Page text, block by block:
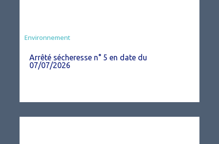
Agriculture
Environnement
Arrêté sécheresse n° 5 en date du
07/07/2026